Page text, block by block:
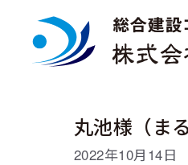
丸池様（ま
2022年10月14日